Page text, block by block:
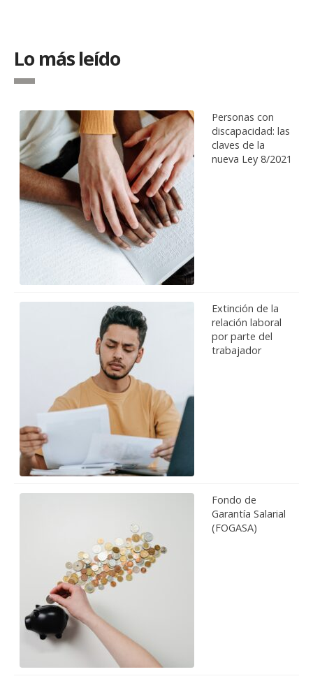
Lo más leído
Personas con
discapacidad: las
claves de la
nueva Ley 8/2021
Extinción de la
relación laboral
por parte del
trabajador
Fondo de
Garantía Salarial
(FOGASA)